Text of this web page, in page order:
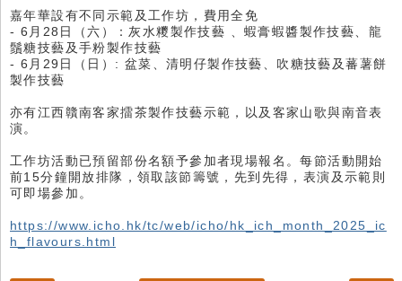
嘉年華設有不同示範及工作坊，費用全免
- 6月28日（六）：灰水糭製作技藝 、蝦膏蝦醬製作技藝、龍
鬚糖技藝及手粉製作技藝
- 6月29日（日）: 盆菜、清明仔製作技藝、吹糖技藝及蕃薯餅
製作技藝
亦有江西贛南客家擂茶製作技藝示範，以及客家山歌與南音表
演。
工作坊活動已預留部份名額予參加者現場報名。每節活動開始
前15分鐘開放排隊，領取該節籌號，先到先得，表演及示範則
可即場參加。
https://www.icho.hk/tc/web/icho/hk_ich_month_2025_ic
h_flavours.html